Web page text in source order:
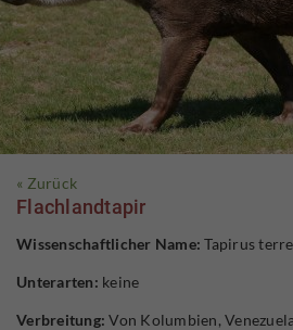
« Zurück
Flachlandtapir
Wissenschaftlicher Name: Tapirus
Unterarten: keine
Verbreitung: Von Kolumbien,